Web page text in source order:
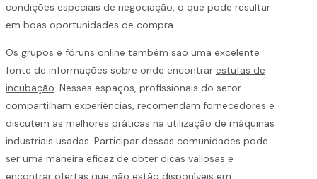
condições especiais de negociação, o que pode resultar
em boas oportunidades de compra.
Os grupos e fóruns online também são uma excelente
fonte de informações sobre onde encontrar estufas de
incubação. Nesses espaços, profissionais do setor
compartilham experiências, recomendam fornecedores e
discutem as melhores práticas na utilização de máquinas
industriais usadas. Participar dessas comunidades pode
ser uma maneira eficaz de obter dicas valiosas e
encontrar ofertas que não estão disponíveis em